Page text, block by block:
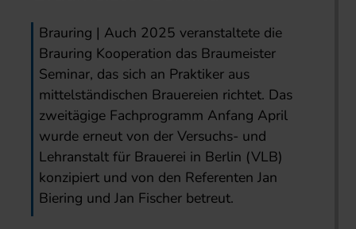
Brauring | Auch 2025 veranstaltete die
Brauring Kooperation das Braumeister
Seminar, das sich an Praktiker aus
mittelständischen Brauereien richtet. Das
zweitägige Fachprogramm Anfang April
wurde erneut von der Versuchs- und
Lehranstalt für Brauerei in Berlin (VLB)
konzipiert und von den Referenten Jan
Biering und Jan Fischer betreut.